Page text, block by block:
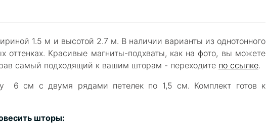
1.5 м и высотой 2.7 м. В наличии варианты из однотонного
оттенках. Красивые магниты-подхваты, как на фото, вы можете
самый подходящий к вашим шторам - переходите по ссылке.
6 см с двумя рядами петелек по 1,5 см. Комплект готов к
шторы: